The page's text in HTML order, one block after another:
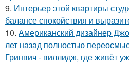
9. Интерьер этой квартиры
балансе спокойствия и
10. Американский дизайнер
лет назад полностью
Гринвич - виллидж, где живёт